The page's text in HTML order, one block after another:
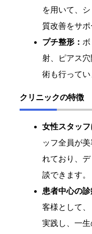
を用いて、
質改善をサポ
プチ整形：
射、ピアス
術も行ってい
クリニックの特徴
女性スタッフ
ッフ全員が
れており、
談できます。
患者中心の診
客様として
実践し、一